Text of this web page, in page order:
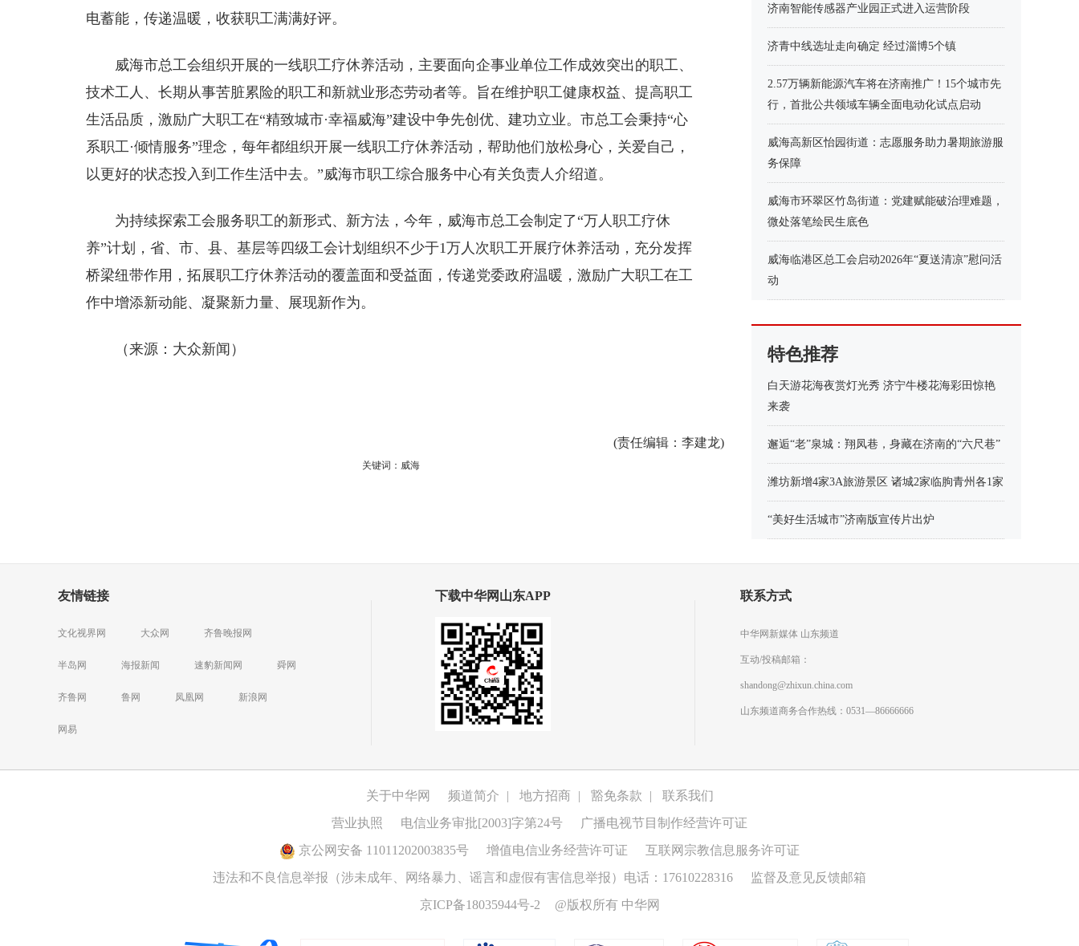
电蓄能，传递温暖，收获职工满满好评。
威海市总工会组织开展的一线职工疗休养活动，主要面向企事业单位工作成效突出的职工、
技术工人、长期从事苦脏累险的职工和新就业形态劳动者等。旨在维护职工健康权益、提高职工
生活品质，激励广大职工在“精致城市·幸福威海”建设中争先创优、建功立业。市总工会秉持“心
系职工·倾情服务”理念，每年都组织开展一线职工疗休养活动，帮助他们放松身心，关爱自己，
以更好的状态投入到工作生活中去。”威海市职工综合服务中心有关负责人介绍道。
为持续探索工会服务职工的新形式、新方法，今年，威海市总工会制定了“万人职工疗休
养”计划，省、市、县、基层等四级工会计划组织不少于1万人次职工开展疗休养活动，充分发挥
桥梁纽带作用，拓展职工疗休养活动的覆盖面和受益面，传递党委政府温暖，激励广大职工在工
作中增添新动能、凝聚新力量、展现新作为。
（来源：大众新闻）
(责任编辑 ：李建龙)
关键词：威海
济南智能传感器产业园正式进入运营阶段
济青中线选址走向确定 经过淄博5个镇
2.57万辆新能源汽车将在济南推广！15个城市先
行，首批公共领域车辆全面电动化试点启动
威海高新区怡园街道：志愿服务助力暑期旅游服
务保障
威海市环翠区竹岛街道：党建赋能破治理难题，
微处落笔绘民生底色
威海临港区总工会启动2026年“夏送清凉”慰问活
动
特色推荐
白天游花海夜赏灯光秀 济宁牛楼花海彩田惊艳
来袭
邂逅“老”泉城：翔凤巷，身藏在济南的“六尺巷”
潍坊新增4家3A旅游景区 诸城2家临朐青州各1家
“美好生活城市”济南版宣传片出炉
友情链接
文化视界网 大众网 齐鲁晚报网
半岛网 海报新闻 速豹新闻网 舜网
齐鲁网 鲁网 凤凰网 新浪网
网易
下载中华网山东APP 联系方式
中华网新媒体 山东频道
互动/投稿邮箱：
shandong@zhixun.china.com
山东频道商务合作热线：0531—86666666
关于中华网 频道简介 | 地方招商 | 豁免条款 |
联系我们
营业执照
电信业务审批[2003]字第24号
广播电视节目制作经营许可证
京公网安备 11011202003835号
增值电信业务经营许可证
互联网宗教信息服务许可证
违法和不良信息举报（涉未成年、网络暴力、谣言和虚假有害信息举报）电话：17610228316
监督及意见反馈邮箱
京ICP备18035944号-2
@版权所有 中华网